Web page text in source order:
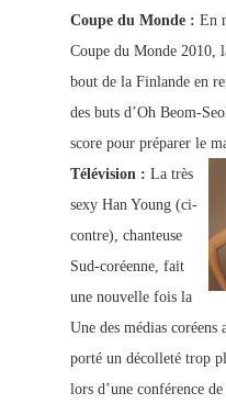
Coupe du Monde : En
Coupe du Monde 2010,
bout de la Finlande en
des buts d’Oh Beom-
score pour préparer le
Télévision : La très
sexy Han Young (ci-
contre), chanteuse
Sud-coréenne, fait
une nouvelle fois la
Une des médias coréens
porté un décolleté trop
lors d’une conférence